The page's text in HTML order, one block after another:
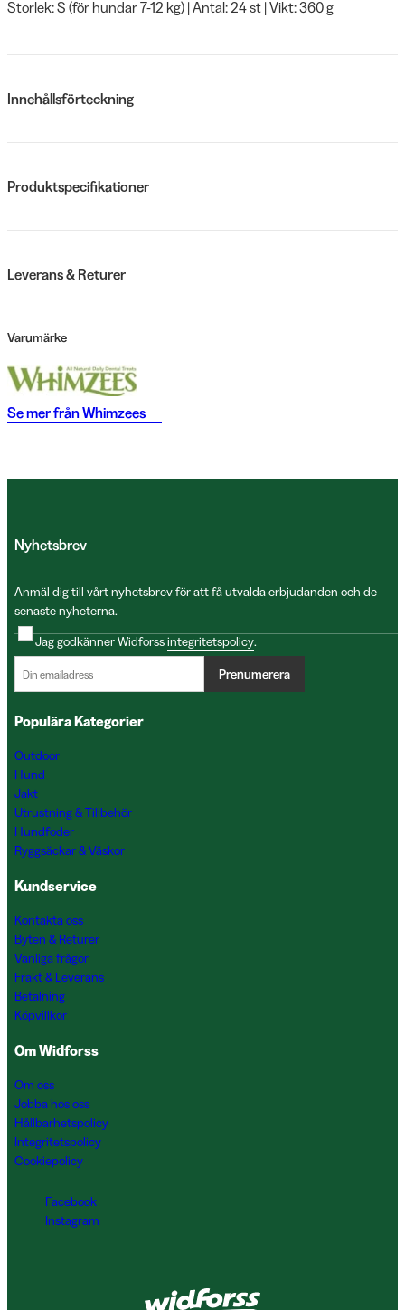
Storlek: S (för hundar 7-12 kg) | Antal: 24 st | Vikt: 360 g
Innehållsförteckning
Produktspecifikationer
Leverans & Returer
Varumärke
Se mer frånWhimzees
Nyhetsbrev
Anmäl dig till vårt nyhetsbrev för att få utvalda erbjudanden och de
senaste nyheterna.
Jag godkänner Widforssintegritetspolicy.
Prenumerera
Populära Kategorier
Outdoor
Hund
Jakt
Utrustning & Tillbehör
Hundfoder
Ryggsäckar & Väskor
Kundservice
Kontakta oss
Byten & Returer
Vanliga frågor
Frakt & Leverans
Betalning
Köpvillkor
Om Widforss
Om oss
Jobba hos oss
Hållbarhetspolicy
Integritetspolicy
Cookiepolicy
Facebook
Instagram